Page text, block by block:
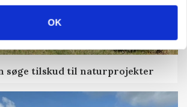
OK
søge tilskud til naturprojekter